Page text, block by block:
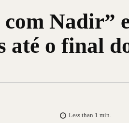
Nadir”
até o final
Less than 1 min.